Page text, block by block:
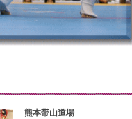
熊本帯山道場